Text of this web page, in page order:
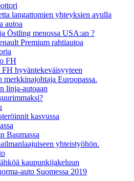
langattomien yhteyksien avulla
autoa
Östling menossa USA:an ?
Premium rahtiautoa
FH
hyväntekeväisyyteen
merkkinajohtaja Euroopassa.
linja-autoaan
kasvussa
Baumassa
yhteistyöhön.
kaupunkijakeluun
auto Suomessa 2019